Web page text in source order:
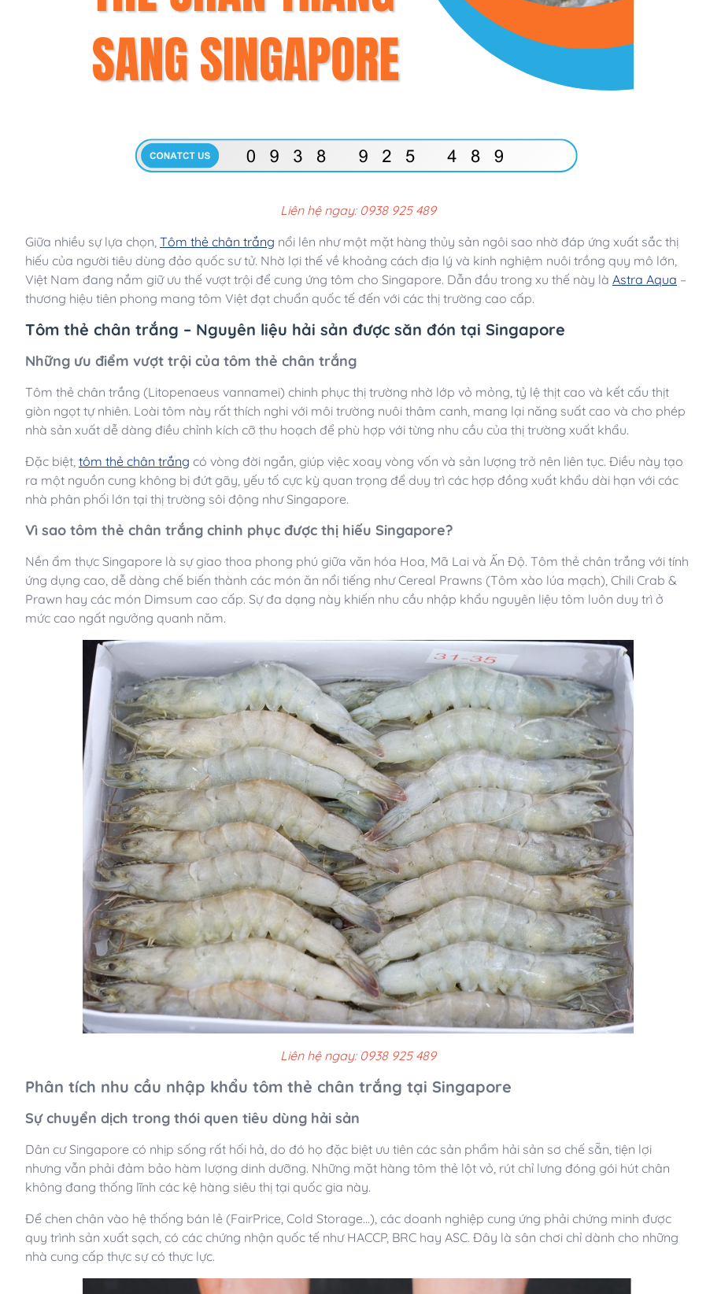
Liên hệ ngay: 0938 925 489
Giữa nhiều sự lựa chọn, Tôm thẻ chân trắng nổi lên như một mặt hàng thủy sản ngôi sao nhờ đáp ứng xuất sắc thị
hiếu của người tiêu dùng đảo quốc sư tử. Nhờ lợi thế về khoảng cách địa lý và kinh nghiệm nuôi trồng quy mô lớn,
Việt Nam đang nắm giữ ưu thế vượt trội để cung ứng tôm cho Singapore. Dẫn đầu trong xu thế này là Astra Aqua –
thương hiệu tiên phong mang tôm Việt đạt chuẩn quốc tế đến với các thị trường cao cấp.
Tôm thẻ chân trắng – Nguyên liệu hải sản được săn đón tại Singapore
Những ưu điểm vượt trội của tôm thẻ chân trắng
Tôm thẻ chân trắng (Litopenaeus vannamei) chinh phục thị trường nhờ lớp vỏ mỏng, tỷ lệ thịt cao và kết cấu thịt
giòn ngọt tự nhiên. Loài tôm này rất thích nghi với môi trường nuôi thâm canh, mang lại năng suất cao và cho phép
nhà sản xuất dễ dàng điều chỉnh kích cỡ thu hoạch để phù hợp với từng nhu cầu của thị trường xuất khẩu.
Đặc biệt, tôm thẻ chân trắng có vòng đời ngắn, giúp việc xoay vòng vốn và sản lượng trở nên liên tục. Điều này tạo
ra một nguồn cung không bị đứt gãy, yếu tố cực kỳ quan trọng để duy trì các hợp đồng xuất khẩu dài hạn với các
nhà phân phối lớn tại thị trường sôi động như Singapore.
Vì sao tôm thẻ chân trắng chinh phục được thị hiếu Singapore?
Nền ẩm thực Singapore là sự giao thoa phong phú giữa văn hóa Hoa, Mã Lai và Ấn Độ. Tôm thẻ chân trắng với tính
ứng dụng cao, dễ dàng chế biến thành các món ăn nổi tiếng như Cereal Prawns (Tôm xào lúa mạch), Chili Crab &
Prawn hay các món Dimsum cao cấp. Sự đa dạng này khiến nhu cầu nhập khẩu nguyên liệu tôm luôn duy trì ở
mức cao ngất ngưởng quanh năm.
Liên hệ ngay: 0938 925 489
Phân tích nhu cầu nhập khẩu tôm thẻ chân trắng tại Singapore
Sự chuyển dịch trong thói quen tiêu dùng hải sản
Dân cư Singapore có nhịp sống rất hối hả, do đó họ đặc biệt ưu tiên các sản phẩm hải sản sơ chế sẵn, tiện lợi
nhưng vẫn phải đảm bảo hàm lượng dinh dưỡng. Những mặt hàng tôm thẻ lột vỏ, rút chỉ lưng đóng gói hút chân
không đang thống lĩnh các kệ hàng siêu thị tại quốc gia này.
Để chen chân vào hệ thống bán lẻ (FairPrice, Cold Storage...), các doanh nghiệp cung ứng phải chứng minh được
quy trình sản xuất sạch, có các chứng nhận quốc tế như HACCP, BRC hay ASC. Đây là sân chơi chỉ dành cho những
nhà cung cấp thực sự có thực lực.